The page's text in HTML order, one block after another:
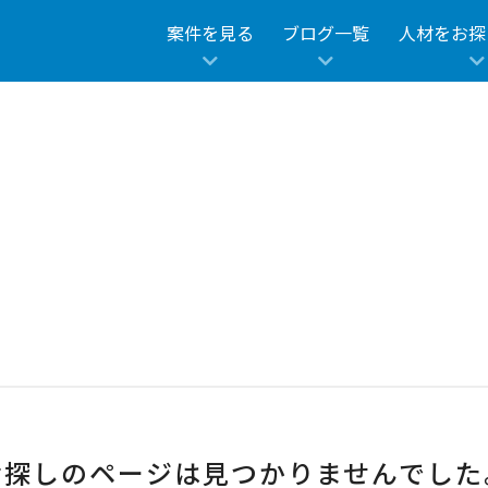
kusanagi/dym-tech/app/cfw_model/common/
案件を見る ブログ一覧 人材をお
しのページは見つかりませんでし